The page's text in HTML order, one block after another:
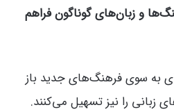
و زبان‌های گوناگون فراهم
به سوی فرهنگ‌های جدید باز
زبانی را نیز تسهیل می‌کنند.